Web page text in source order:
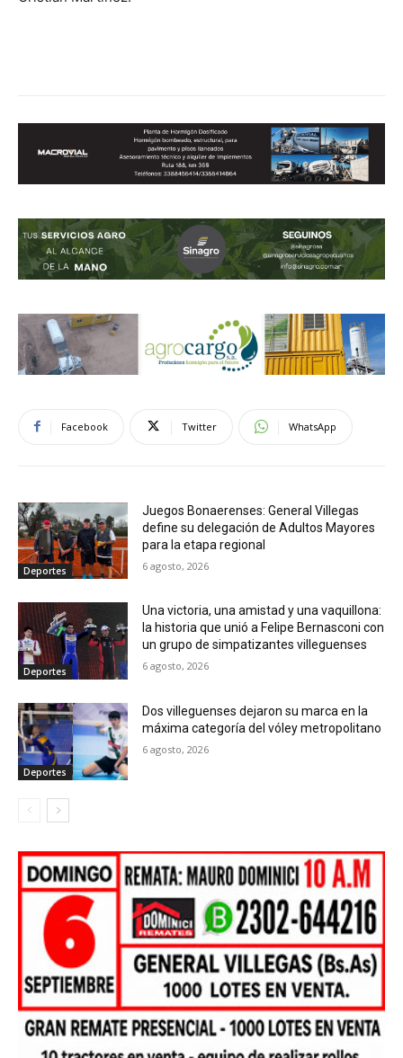
Facebook Twitter WhatsApp
Deportes
Juegos Bonaerenses: General Villegas
define su delegación de Adultos Mayores
para la etapa regional
6 agosto, 2026
Deportes
Una victoria, una amistad y una vaquillona:
la historia que unió a Felipe Bernasconi con
un grupo de simpatizantes villeguenses
6 agosto, 2026
Deportes
Dos villeguenses dejaron su marca en la
máxima categoría del vóley metropolitano
6 agosto, 2026